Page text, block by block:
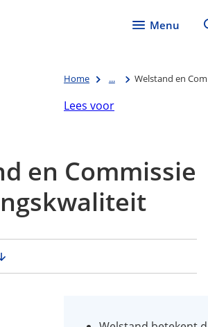
Menu
Home ... Welstand en
Lees voor
en Commissie